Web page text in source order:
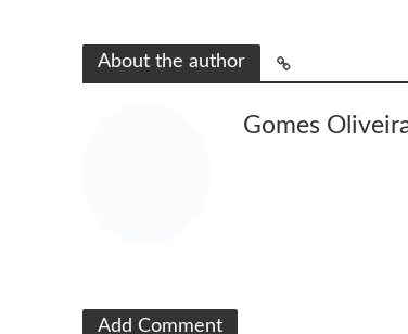
About the author
Gomes
Add Comment